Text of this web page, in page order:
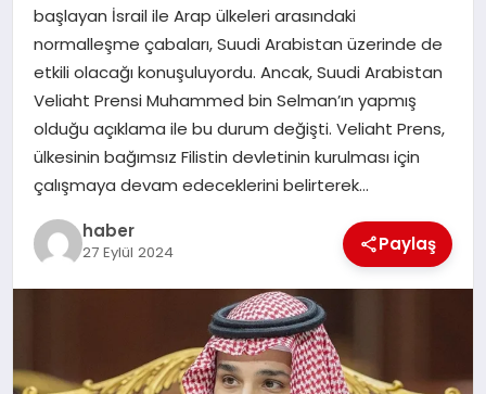
SPOR
TEKNOLOJI
başlayan İsrail ile Arap ülkeleri arasındaki
normalleşme çabaları, Suudi Arabistan üzerinde de
etkili olacağı konuşuluyordu. Ancak, Suudi Arabistan
Veliaht Prensi Muhammed bin Selman’ın yapmış
olduğu açıklama ile bu durum değişti. Veliaht Prens,
ülkesinin bağımsız Filistin devletinin kurulması için
çalışmaya devam edeceklerini belirterek…
haber
27 Eylül 2024 Paylaş